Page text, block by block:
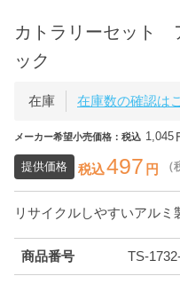
カトラリーセット
ック
在庫 在庫数の確認は
メーカー希望小売価格：税込 1,045
提供価格 税込497 円 （
リサイクルしやすいアル
商品番号 TS-